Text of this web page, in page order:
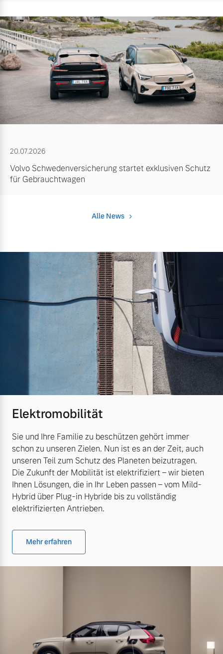
20.07.2026
Volvo Schwedenversicherung startet exklusiven Schutz
für Gebrauchtwagen
Alle News
Elektromobilität
Sie und Ihre Familie zu beschützen gehört immer
schon zu unseren Zielen. Nun ist es an der Zeit, auch
unseren Teil zum Schutz des Planeten beizutragen.
Die Zukunft der Mobilität ist elektrifiziert – wir bieten
Ihnen Lösungen, die in Ihr Leben passen – vom Mild-
Hybrid über Plug-in Hybride bis zu vollständig
elektrifizierten Antrieben.
Mehr erfahren